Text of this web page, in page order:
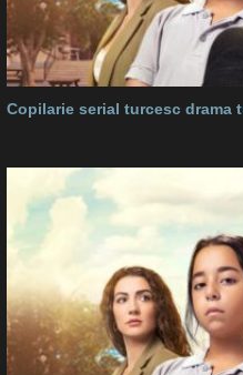
Copilarie serial turcesc drama